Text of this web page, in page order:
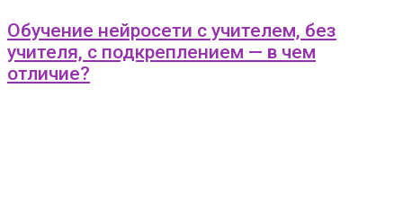
Обучение нейросети с учителем, без
учителя, с подкреплением — в чем
отличие?